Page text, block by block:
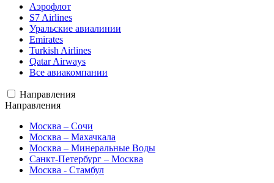
Аэрофлот
S7 Airlines
Уральские авиалинии
Emirates
Turkish Airlines
Qatar Airways
Все авиакомпании
Направления
Направления
Москва – Сочи
Москва – Махачкала
Москва – Минеральные Воды
Санкт-Петербург – Москва
Москва - Стамбул